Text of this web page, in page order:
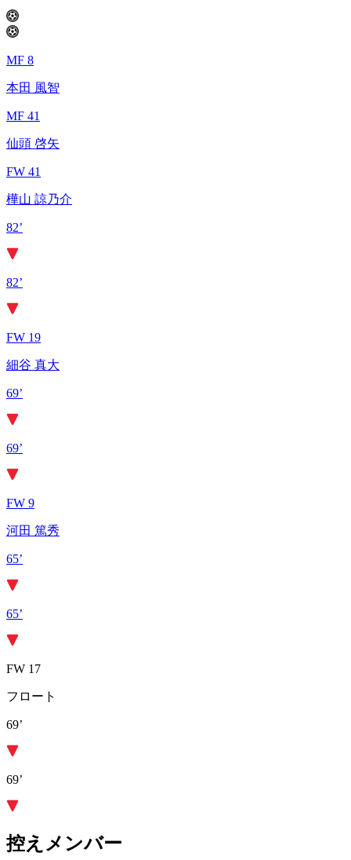
MF 8
本田 風智
MF 41
仙頭 啓矢
FW 41
樺山 諒乃介
82’
82’
FW 19
細谷 真大
69’
69’
FW 9
河田 篤秀
65’
65’
FW 17
フロート
69’
69’
控えメンバー